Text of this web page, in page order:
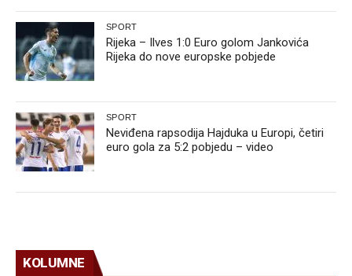
SPORT
Rijeka – Ilves 1:0 Euro golom Jankovića
Rijeka do nove europske pobjede
SPORT
Neviđena rapsodija Hajduka u Europi, četiri
euro gola za 5:2 pobjedu – video
KOLUMNE